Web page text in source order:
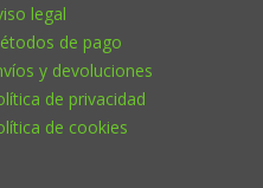
legal
de pago
y devoluciones
de privacidad
de cookies